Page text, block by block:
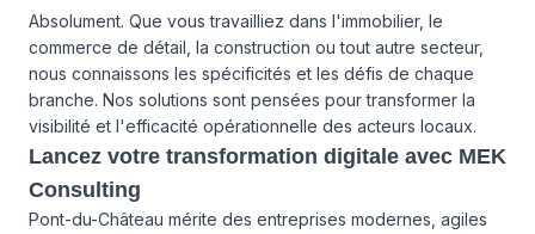
Absolument. Que vous travailliez dans l'immobilier, le
commerce de détail, la construction ou tout autre secteur,
nous connaissons les spécificités et les défis de chaque
branche. Nos solutions sont pensées pour transformer la
visibilité et l'efficacité opérationnelle des acteurs locaux.
Lancez votre transformation digitale avec MEK
Consulting
Pont-du-Château mérite des entreprises modernes, agiles